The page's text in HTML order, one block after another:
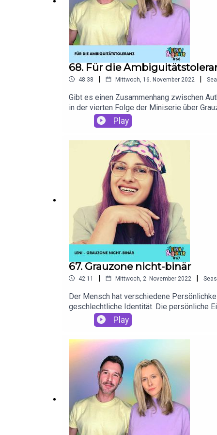
erfordert flexible Zahlungsmöglichkeiten. PayPal
68. Für die
48:38 | Mittwoch, 16. November 2022 |
Gibt es einen Zusammenhang zwischen
in der vierten Folge der Miniserie über
sich genauso wie Felicia sehr für
dieser Folge Gedicht Schneehttps://
nach 30 Tagen oder mit der PayPal
vielseitiges Leben erfordert flexible
Play
67. Grauzone nicht-binär
42:11 | Mittwoch, 2. November 2022 |
Der Mensch hat verschiedene
geschlechtliche Identität. Die persönliche
binären Muster nicht zugehörig fühlt. Leni
Vorteile, des "dazwischen seins"?Jochen
Lösung! Nutzer:innen bezahlen, wie sie
Kreditwürdigkeitsprüfung. Einfach,
Play